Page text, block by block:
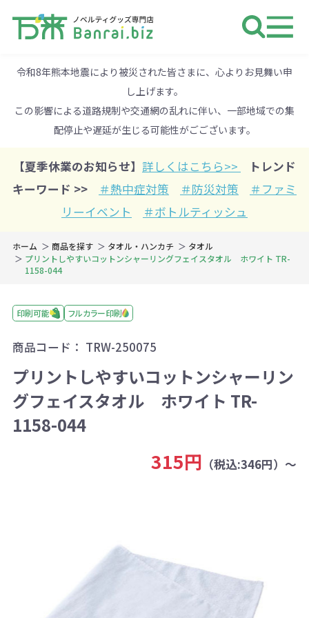
令和8年熊本地震により被災された皆さまに、心よりお見舞い申
し上げます。
この影響による道路規制や交通網の乱れに伴い、一部地域での集
配停止や遅延が生じる可能性がごございます。
【夏季休業のお知らせ】 詳しくはこちら>>
トレンド
キーワード >>
＃熱中症対策 ＃防災対策
＃ファミ
リーイベント
＃ボトルティッシュ
ホーム 商品を探す タオル・ハンカチ
タオル
プリントしやすいコットンシャーリングフェイスタオル ホワイト TR-
1158-044
印刷可能 フルカラー印刷
商品コード： TRW-250075
プリントしやすいコットンシャーリン
グフェイスタオル ホワイト TR-
1158-044
315円 （税込:346円）～